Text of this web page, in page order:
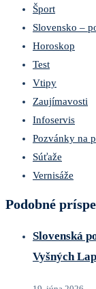
Šport
Slovensko –
Horoskop
Test
Vtipy
Zaujímavosti
Infoservis
Pozvánky na
Súťaže
Vernisáže
Podobné
Slovenská
Vyšných